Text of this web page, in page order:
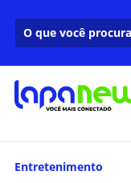
Entretenimento